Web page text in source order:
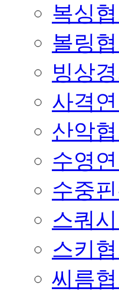
복싱협
볼링협
빙상
사격
산악협
수영
수중
스쿼
스키협
씨름협